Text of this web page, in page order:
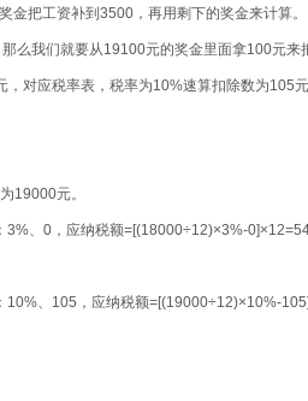
金把工资补到 3500 ，再用剩下的奖金来计算。
那么我们就要从19100元的奖金里面拿100元来
，对应税率表，税率为10%速算扣除数为105元
19000元。
3%、0，应纳税额=[(18000÷12)×3%-0]×
10%、 105 ，应纳税额=[(19000÷12)×10%-105]